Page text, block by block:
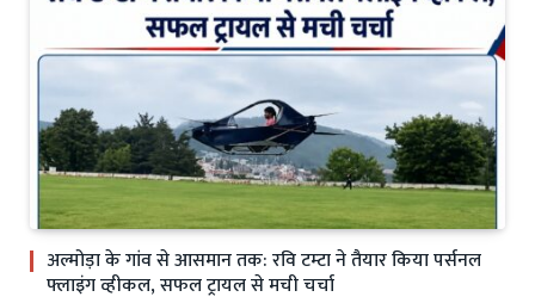
अल्मोड़ा के गांव से आसमान तक: रवि टम्टा ने तैयार किया पर्सनल
फ्लाइंग व्हीकल, सफल ट्रायल से मची चर्चा